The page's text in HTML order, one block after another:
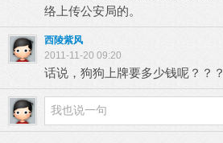
络上传公安局的。
西陵紫风
2011-11-20 09:20
话说，狗狗上牌要多少钱呢？？？